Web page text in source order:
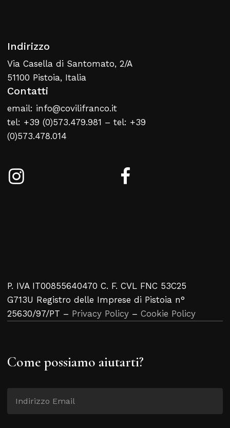
Indirizzo
Via Casella di Santomato, 2/A
51100 Pistoia, Italia
Contatti
email: info@covilifranco.it
tel: +39 (0)573.479.981 – tel: +39
(0)573.478.014
P. IVA IT00855640470 C. F. CVL FNC 53C25
G713U Registro delle Imprese di Pistoia n°
25630/97/PT – Privacy Policy – Cookie Policy
Come possiamo aiutarti?